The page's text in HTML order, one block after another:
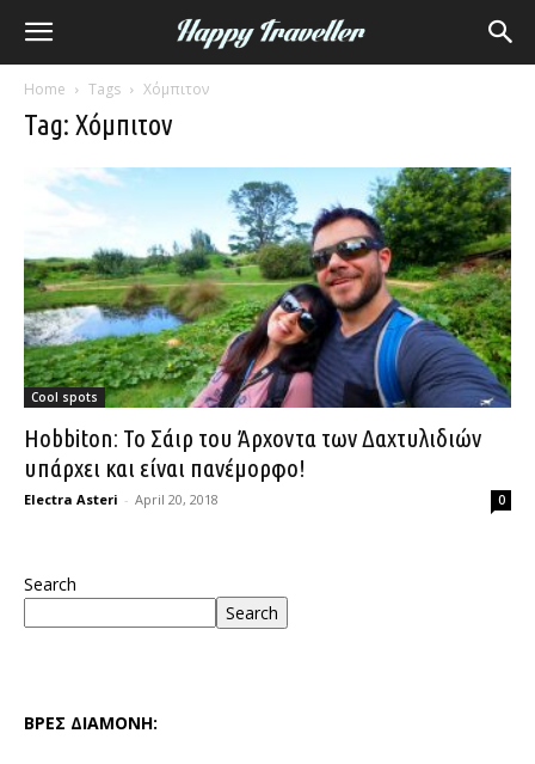
Home Tags Χόμπιτον
Tag: Χόμπιτον
Cool spots
Hobbiton: Το Σάιρ του Άρχοντα των Δαχτυλιδιών
υπάρχει και είναι πανέμορφο!
Electra Asteri - April 20, 2018 0
Search
Search
ΒΡΕΣ ΔΙΑΜΟΝΗ: